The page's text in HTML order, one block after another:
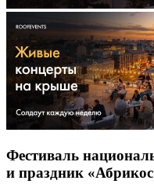
Фестиваль
и праздник